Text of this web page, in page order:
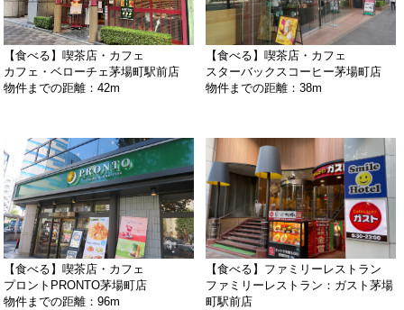
【食べる】喫茶店・カフェ
カフェ・ベローチェ茅場町駅前店
物件までの距離：42m
【食べる】喫茶店・カフェ
スターバックスコーヒー茅場町店
物件までの距離：38m
【食べる】喫茶店・カフェ
プロントPRONTO茅場町店
物件までの距離：96m
【食べる】ファミリーレストラン
ファミリーレストラン：ガスト茅場
町駅前店